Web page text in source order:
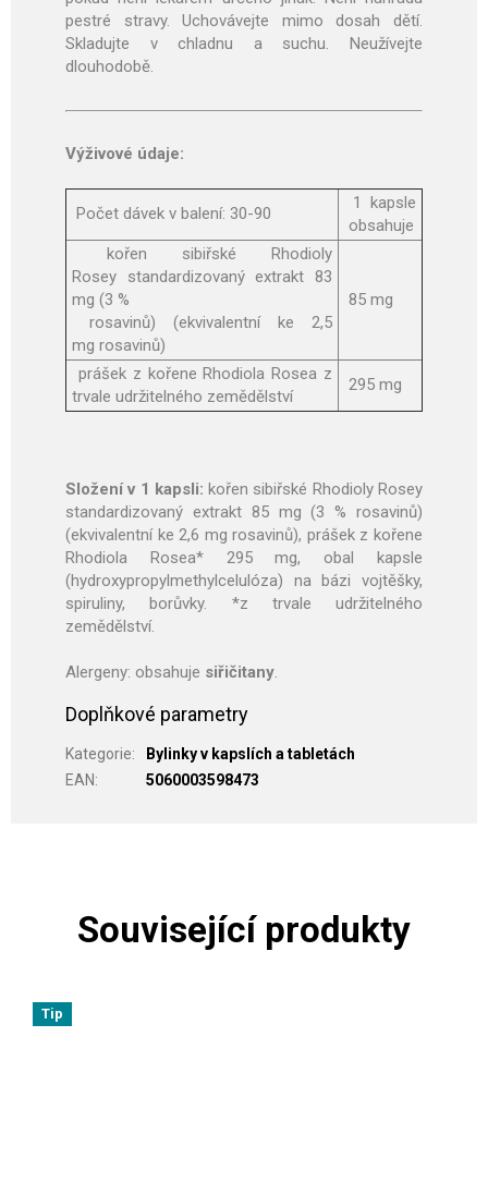
pestré stravy. Uchovávejte mimo dosah dětí.
Skladujte v chladnu a suchu. Neužívejte
dlouhodobě.
Výživové údaje:
Počet dávek v balení: 30-90
1 kapsle
obsahuje
kořen sibiřské
Rhodioly
Rosey standardizovaný extrakt 83
mg (3 %
rosavinů) (ekvivalentní ke 2,5
mg rosavinů)
85 mg
prášek z kořene Rhodiola Rosea z
trvale udržitelného zemědělství
295 mg
Složení v 1 kapsli: kořen sibiřské Rhodioly Rosey
standardizovaný extrakt 85 mg (3 % rosavinů)
(ekvivalentní ke 2,6 mg rosavinů), prášek z kořene
Rhodiola Rosea* 295 mg, obal kapsle
(hydroxypropylmethylcelulóza) na bázi vojtěšky,
spiruliny, borůvky. *z trvale udržitelného
zemědělství.
Alergeny: obsahuje siřičitany.
Doplňkové parametry
Kategorie:
Bylinky v kapslích a tabletách
EAN: 5060003598473
Související produkty
Tip